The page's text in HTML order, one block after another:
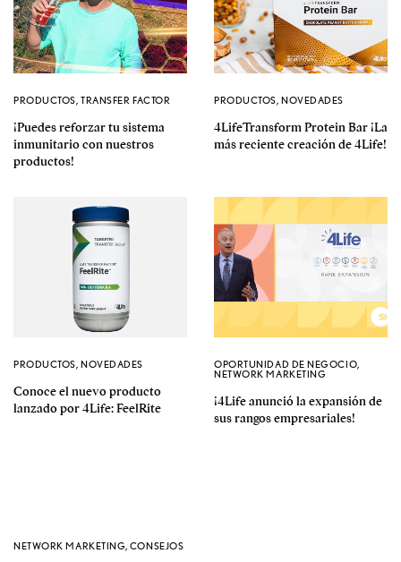
PRODUCTOS,TRANSFER FACTOR
¡Puedes reforzar tu sistema
inmunitario con nuestros
productos!
PRODUCTOS,NOVEDADES
4LifeTransform Protein Bar ¡La
más reciente creación de 4Life!
PRODUCTOS,NOVEDADES
Conoce el nuevo producto
lanzado por 4Life: FeelRite
OPORTUNIDAD DE NEGOCIO,
NETWORK MARKETING
¡4Life anunció la expansión de
sus rangos empresariales!
NETWORK MARKETING, CONSEJOS